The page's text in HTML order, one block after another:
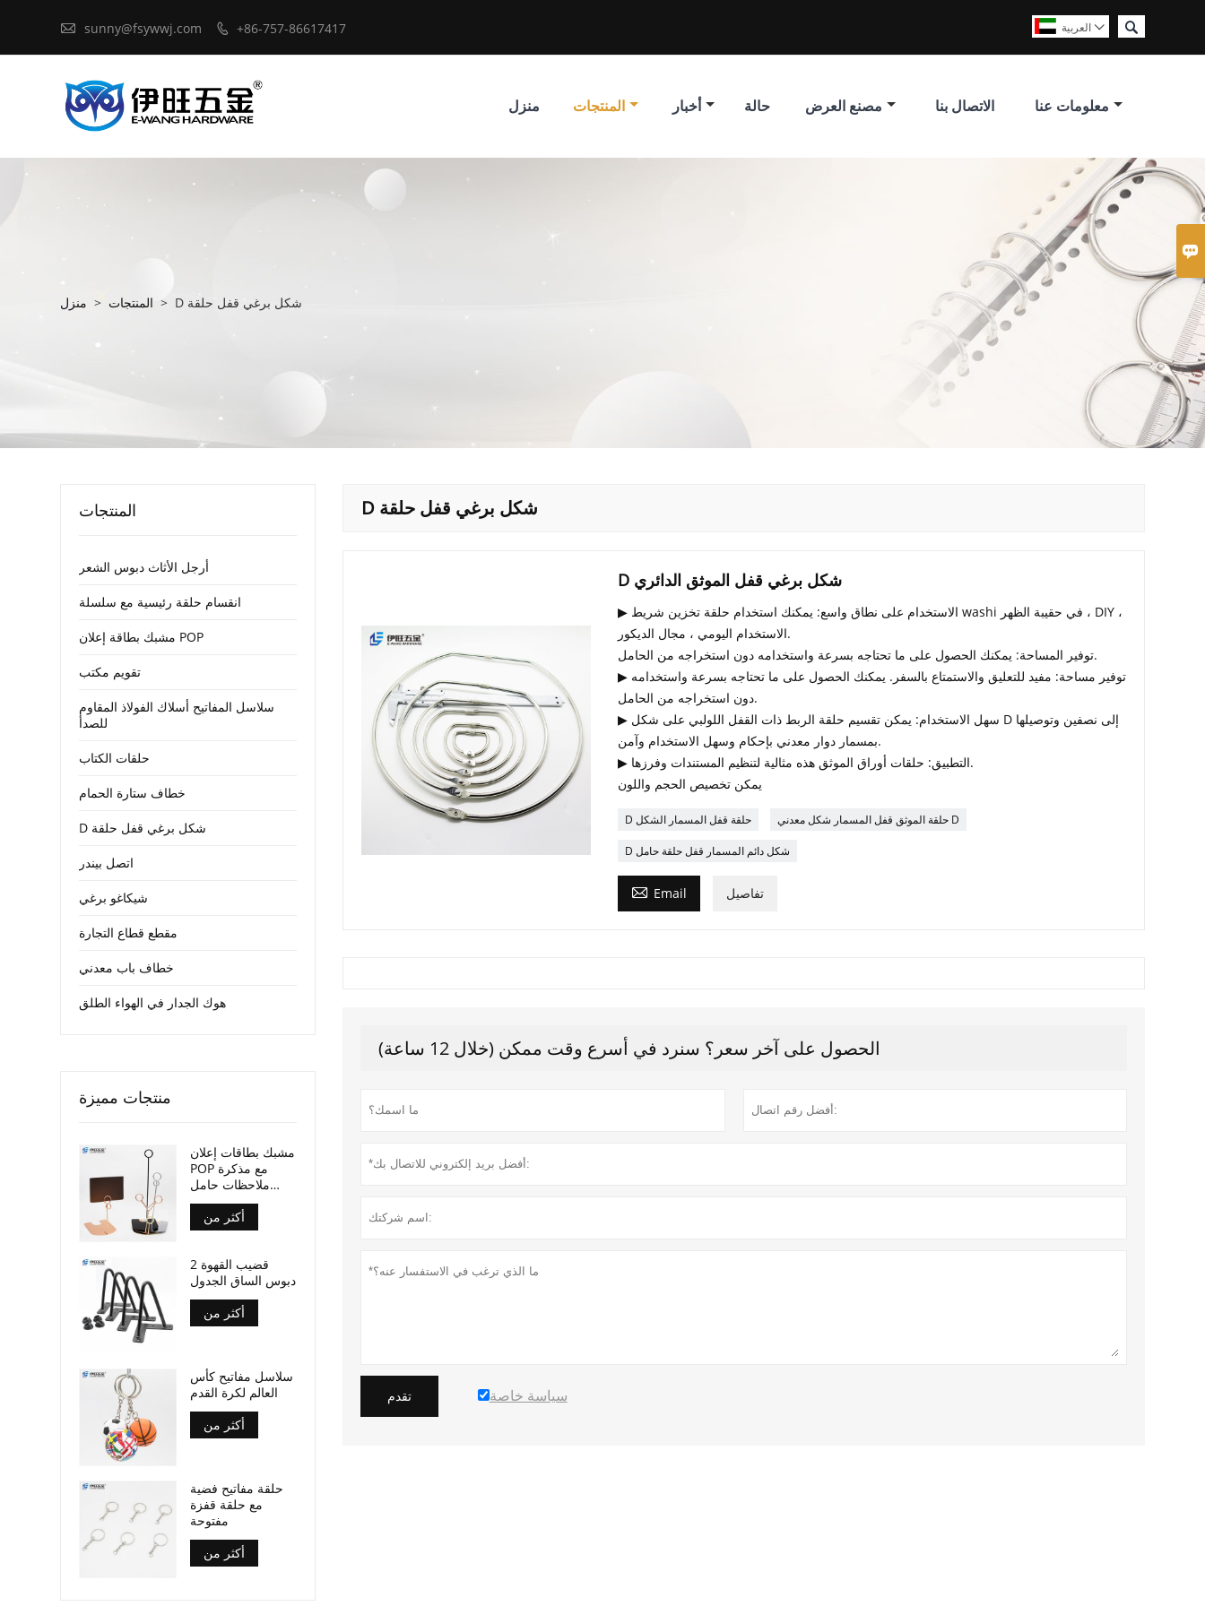

 sunny@fsywwj.com  +86-757-86617417  العربية 
منزل المنتجات أخبار حالة مصنع العرض الاتصال بنا معلومات عنا
منزل > المنتجات > D شكل برغي قفل حلقة
D شكل برغي قفل حلقة
D شكل برغي قفل الموثق الدائري
▶ الاستخدام على نطاق واسع: يمكنك استخدام حلقة تخزين شريط washi في حقيبة الظهر ، DIY ،
الاستخدام اليومي ، مجال الديكور.
توفير المساحة: يمكنك الحصول على ما تحتاجه بسرعة واستخدامه دون استخراجه من الحامل.
▶ توفير مساحة: مفيد للتعليق والاستمتاع بالسفر. يمكنك الحصول على ما تحتاجه بسرعة واستخدامه
دون استخراجه من الحامل.
▶ سهل الاستخدام: يمكن تقسيم حلقة الربط ذات القفل اللولبي على شكل D إلى نصفين وتوصيلها
بمسمار دوار معدني بإحكام وسهل الاستخدام وآمن.
▶ التطبيق: حلقات أوراق الموثق هذه مثالية لتنظيم المستندات وفرزها.
يمكن تخصيص الحجم واللون
D حلقة قفل المسمار الشكل حلقة الموثق قفل المسمار شكل معدني D
D شكل دائم المسمار قفل حلقة حامل
 Email تفاصيل
الحصول على آخر سعر؟ سنرد في أسرع وقت ممكن (خلال 12 ساعة)
تقدم سياسة خاصة
المنتجات
أرجل الأثاث دبوس الشعر
انقسام حلقة رئيسية مع سلسلة
مشبك بطاقة إعلان POP
تقويم مكتب
سلاسل المفاتيح أسلاك الفولاذ المقاوم
للصدأ
حلقات الكتاب
خطاف ستارة الحمام
D شكل برغي قفل حلقة
اتصل بيندر
شيكاغو برغي
مقطع قطاع التجارة
خطاف باب معدني
هوك الجدار في الهواء الطلق
منتجات مميزة
مشبك بطاقات إعلان
POP مع مذكرة
ملاحظات حامل
صور
أكثر من
2 قضيب القهوة
دبوس الساق الجدول
أكثر من
سلاسل مفاتيح كأس
العالم لكرة القدم
أكثر من
حلقة مفاتيح فضية
مع حلقة قفزة
مفتوحة
أكثر من